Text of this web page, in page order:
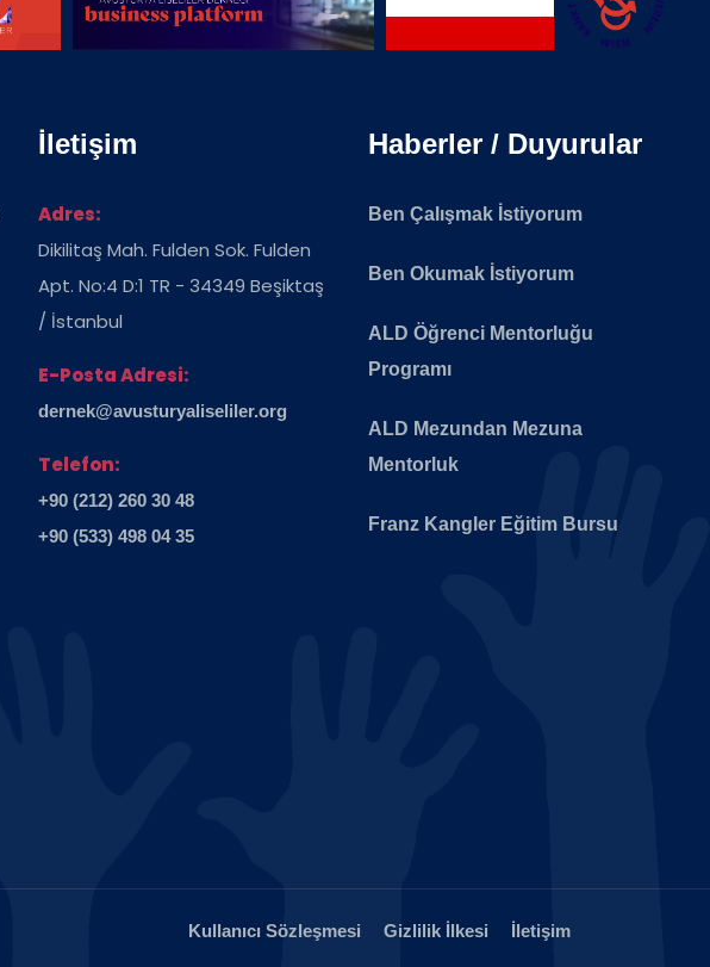
İletişim
Adres:
Dikilitaş Mah. Fulden Sok. Fulden
Apt. No:4 D:1 TR - 34349 Beşiktaş
/ İstanbul
E-Posta Adresi:
dernek@avusturyaliseliler.org
Telefon:
+90 (212) 260 30 48
+90 (533) 498 04 35
Haberler / Duyurular
Ben Çalışmak İstiyorum
Ben Okumak İstiyorum
ALD Öğrenci Mentorluğu
Programı
ALD Mezundan Mezuna
Mentorluk
Franz Kangler Eğitim Bursu
Kullanıcı Sözleşmesi Gizlilik İlkesi İletişim